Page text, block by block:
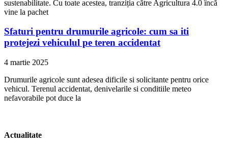
sustenabilitate. Cu toate acestea, tranziția către Agricultura 4.0 încă
vine la pachet
Sfaturi pentru drumurile agricole: cum sa iti
protejezi vehiculul pe teren accidentat
4 martie 2025
Drumurile agricole sunt adesea dificile si solicitante pentru orice
vehicul. Terenul accidentat, denivelarile si conditiile meteo
nefavorabile pot duce la
Actualitate